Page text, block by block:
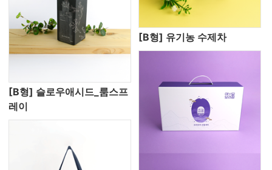
[B형] 슬로우애시드_룸스프
레이
[B형] 유기농 수제차